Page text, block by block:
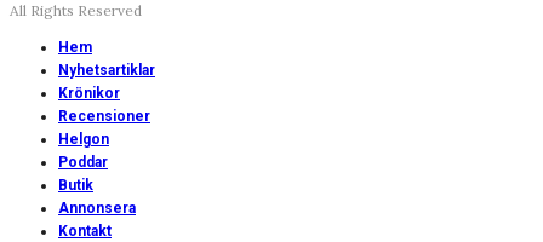
All Rights Reserved
Hem
Nyhetsartiklar
Krönikor
Recensioner
Helgon
Poddar
Butik
Annonsera
Kontakt